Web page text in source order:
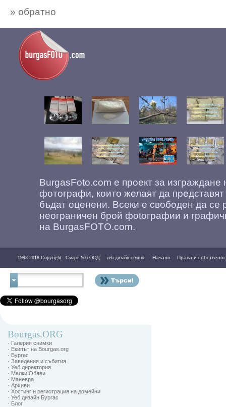
» обратно
BurgasFoto.com е проект за
фотографи, които желаят да
бъдат оценени. Всеки е свободен да се
неограничен брой фоtографии и
на BurgasFOTO.com.
1998-2018 Copyright Смарт Уеб ООД уеб дизайн студио Начало Права и
Bourgas.ORG
· Галерия снимки
· Екипът на Bourgas.org
· Бургас
· Заведения и събития
· Уеб директория
· Малки Обяви
· Маневра
· Архиви
· Хостинг и регистрация на домейни
· Уеб дизайн Бургас
· Блог